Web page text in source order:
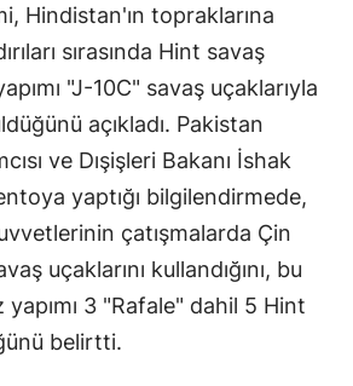
Hatay
Mersin
İstanbul
İzmir
Kars
Kastamonu
Hindistan'ın topraklarına
sırasında Hint savaş
"J-10C" savaş uçaklarıyla
açıkladı. Pakistan
ve Dışişleri Bakanı İshak
yaptığı bilgilendirmede,
çatışmalarda Çin
uçaklarını kullandığını, bu
yapımı 3 "Rafale" dahil 5 Hint
belirtti.